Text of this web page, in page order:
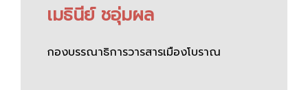
เมธินีย์ ชอุ่มผล
กองบรรณาธิการวารสารเมืองโบราณ